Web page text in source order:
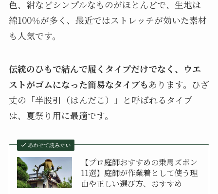
色、紺などシンプルなものがほとんどで、生地は
綿100％が多く、最近ではストレッチが効いた素材
も人気です。
伝統のひもで結んで履くタイプだけでなく、ウエ
ストがゴムになった簡易なタイプもあります。ひざ
丈の「半股引（はんだこ）」と呼ばれるタイプ
は、夏祭り用に最適です。
あわせて読みたい
【プロ庭師おすすめの乗馬ズボン
11選】庭師が作業着として使う理
由や正しい選び方、おすすめ